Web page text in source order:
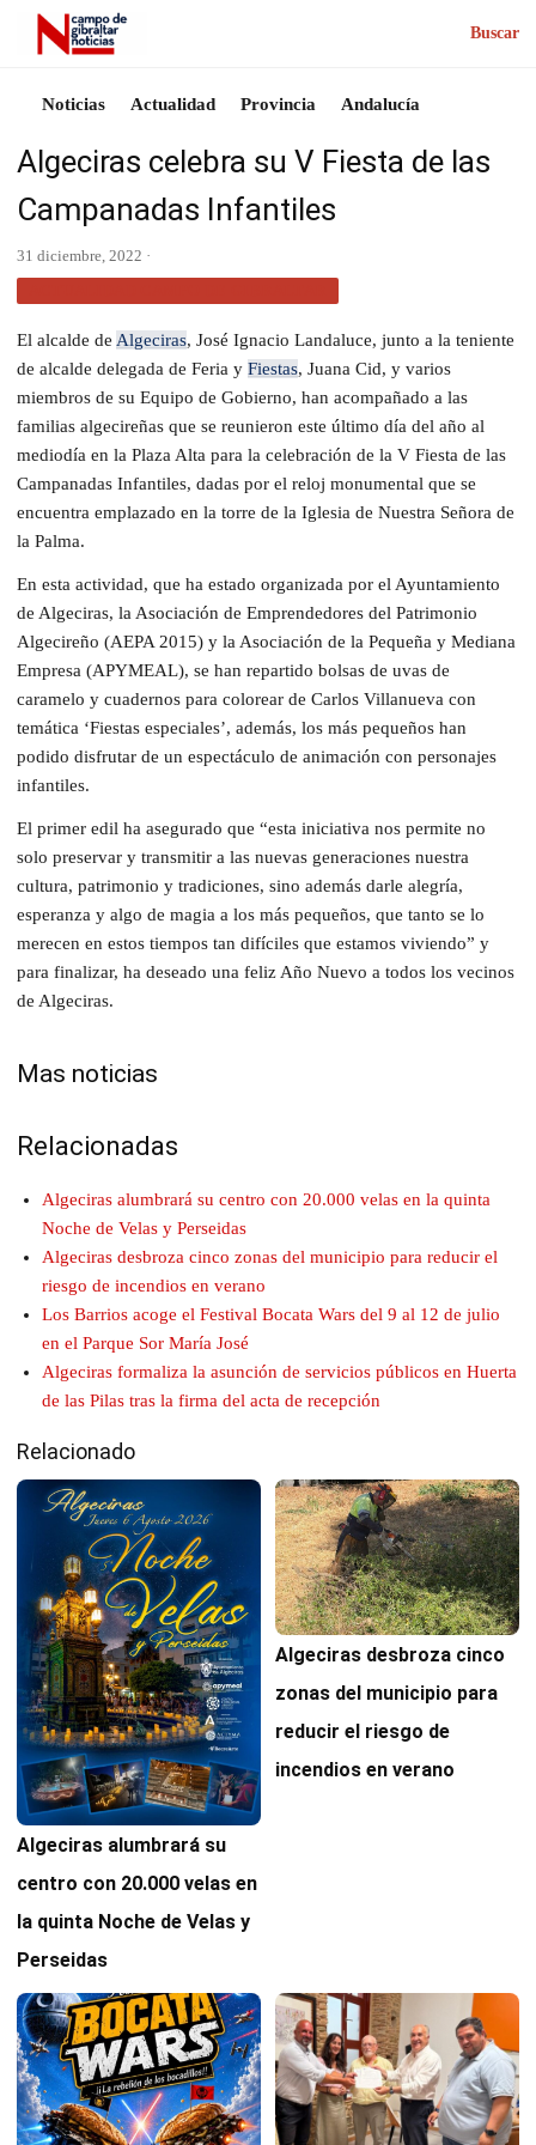
Buscar
Noticias Actualidad Provincia Andalucía
Algeciras celebra su V Fiesta de las
Campanadas Infantiles
31 diciembre, 2022 ·
El alcalde de Algeciras, José Ignacio Landaluce, junto a la teniente
de alcalde delegada de Feria y Fiestas, Juana Cid, y varios
miembros de su Equipo de Gobierno, han acompañado a las
familias algecireñas que se reunieron este último día del año al
mediodía en la Plaza Alta para la celebración de la V Fiesta de las
Campanadas Infantiles, dadas por el reloj monumental que se
encuentra emplazado en la torre de la Iglesia de Nuestra Señora de
la Palma.
En esta actividad, que ha estado organizada por el Ayuntamiento
de Algeciras, la Asociación de Emprendedores del Patrimonio
Algecireño (AEPA 2015) y la Asociación de la Pequeña y Mediana
Empresa (APYMEAL), se han repartido bolsas de uvas de
caramelo y cuadernos para colorear de Carlos Villanueva con
temática ‘Fiestas especiales’, además, los más pequeños han
podido disfrutar de un espectáculo de animación con personajes
infantiles.
El primer edil ha asegurado que “esta iniciativa nos permite no
solo preservar y transmitir a las nuevas generaciones nuestra
cultura, patrimonio y tradiciones, sino además darle alegría,
esperanza y algo de magia a los más pequeños, que tanto se lo
merecen en estos tiempos tan difíciles que estamos viviendo” y
para finalizar, ha deseado una feliz Año Nuevo a todos los vecinos
de Algeciras.
Mas noticias
Relacionadas
Algeciras alumbrará su centro con 20.000 velas en la quinta
Noche de Velas y Perseidas
Algeciras desbroza cinco zonas del municipio para reducir el
riesgo de incendios en verano
Los Barrios acoge el Festival Bocata Wars del 9 al 12 de julio
en el Parque Sor María José
Algeciras formaliza la asunción de servicios públicos en Huerta
de las Pilas tras la firma del acta de recepción
Relacionado
Algeciras alumbrará su
centro con 20.000 velas en
la quinta Noche de Velas y
Perseidas
Algeciras desbroza cinco
zonas del municipio para
reducir el riesgo de
incendios en verano